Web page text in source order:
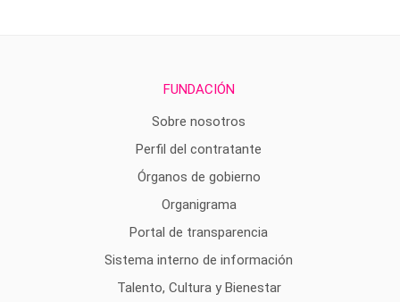
FUNDACIÓN
Sobre nosotros
Perfil del contratante
Órganos de gobierno
Organigrama
Portal de transparencia
Sistema interno de información
Talento, Cultura y Bienestar